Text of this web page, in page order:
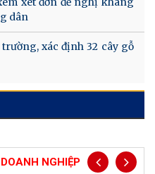
dân
xác định 32 cây gỗ
NGHIỆP